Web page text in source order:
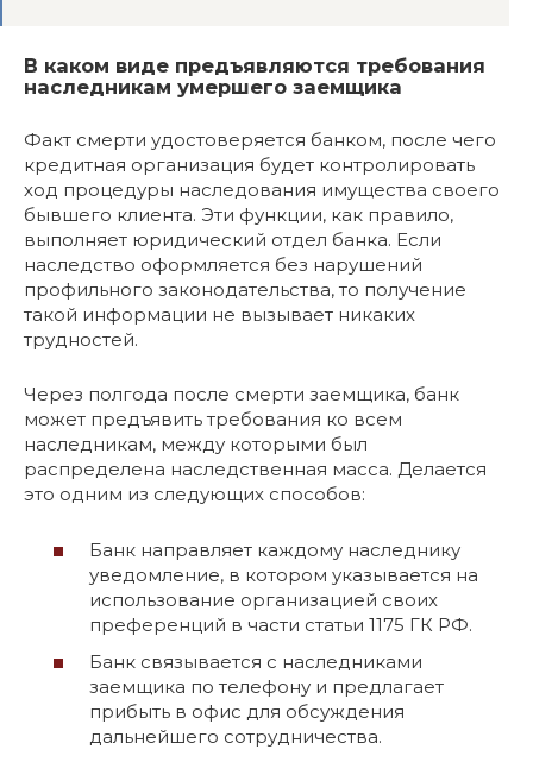
В каком виде предъявляются требования
наследникам умершего заемщика
Факт смерти удостоверяется банком, после чего
кредитная организация будет контролировать
ход процедуры наследования имущества своего
бывшего клиента. Эти функции, как правило,
выполняет юридический отдел банка. Если
наследство оформляется без нарушений
профильного законодательства, то получение
такой информации не вызывает никаких
трудностей.
Через полгода после смерти заемщика, банк
может предъявить требования ко всем
наследникам, между которыми был
распределена наследственная масса. Делается
это одним из следующих способов:
Банк направляет каждому наследнику
уведомление, в котором указывается на
использование организацией своих
преференций в части статьи 1175 ГК РФ.
Банк связывается с наследниками
заемщика по телефону и предлагает
прибыть в офис для обсуждения
дальнейшего сотрудничества.